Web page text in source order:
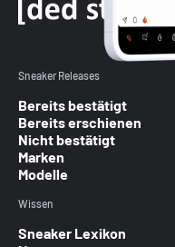
Sneaker Releases
Bereits bestätigt
Bereits erschienen
Nicht bestätigt
Marken
Modelle
Wissen
Sneaker Lexikon